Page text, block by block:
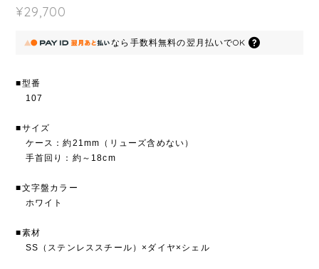
¥29,700
なら 手数料無料の翌月払いでOK
■型番
107
■サイズ
ケース：約21mm（リューズ含めない）
手首回り：約～18cm
■文字盤カラー
ホワイト
■素材
SS（ステンレススチール）×ダイヤ×シェル